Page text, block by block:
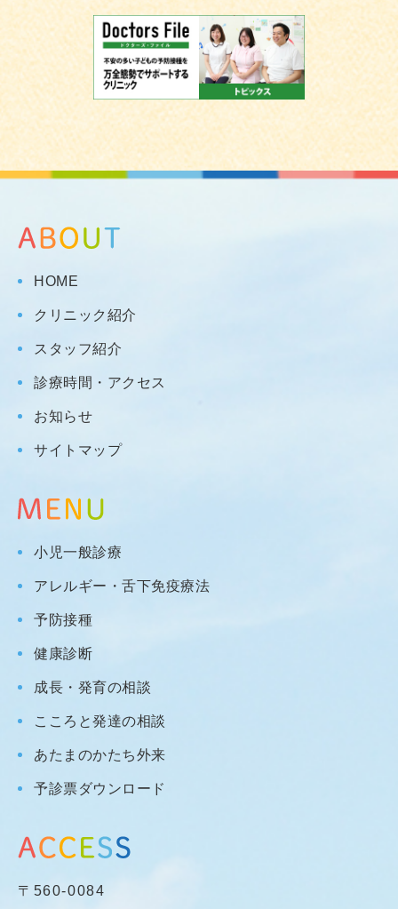
HOME
クリニック紹介
スタッフ紹介
診療時間・アクセス
お知らせ
サイトマップ
小児一般診療
アレルギー・舌下免疫療法
予防接種
健康診断
成長・発育の相談
こころと発達の相談
あたまのかたち外来
予診票ダウンロード
〒560-0084